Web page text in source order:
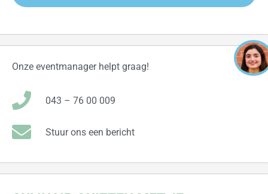
Onze eventmanager helpt graag!
043 – 76 00 009
Stuur ons een bericht